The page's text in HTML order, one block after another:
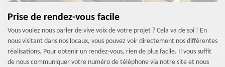
Prise de rendez-vous facile
Vous voulez nous parler de vive voix de votre projet ? Cela va de soi ! En
nous visitant dans nos locaux, vous pouvez voir directement nos différentes
réalisations. Pour obtenir un rendez-vous, rien de plus facile. Il vous suffit
de nous communiquer votre numéro de téléphone via notre site et nous